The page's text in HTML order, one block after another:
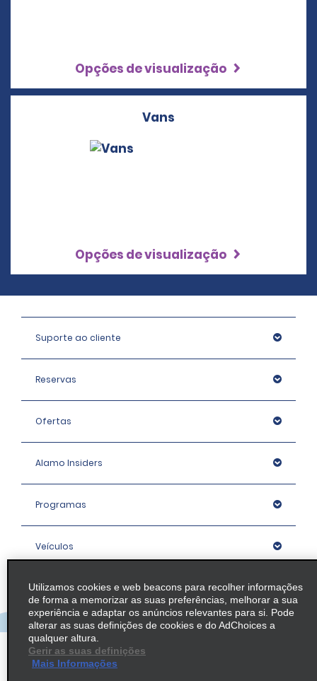
Opções de visualização
Vans
Opções de visualização
Suporte ao cliente
Reservas
Ofertas
Alamo Insiders
Programas
Veículos
Agências
Empresa
Política / Mapa do Site
Utilizamos cookies e web beacons para recolher informações
de forma a memorizar as suas preferências, melhorar a sua
experiência e adaptar os anúncios relevantes para si. Pode
alterar as suas definições de cookies e do AdChoices a
qualquer altura.
Gerir as suas definições
Mais Informações